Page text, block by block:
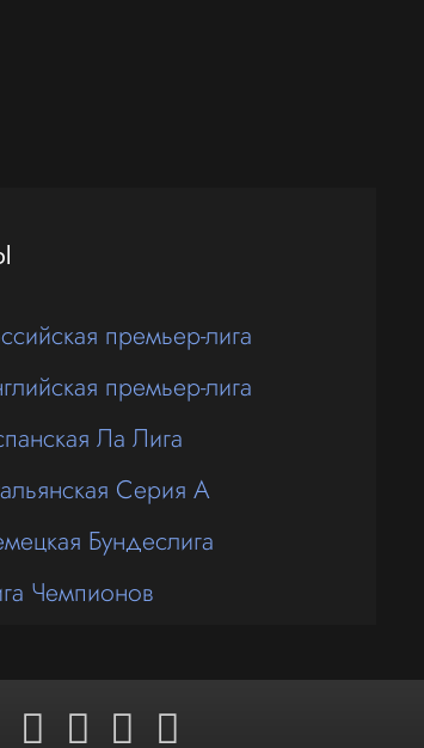
премьер-лига
премьер-лига
Ла Лига
Серия А
Бундеслига
Чемпионов